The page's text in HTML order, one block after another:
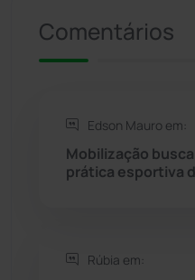
Rio de Contas
Rio do Antônio
Rio do Pires
Seabra
Comentários
Edson Mauro em:
Mobilização
prática esportiva
Rúbia em: